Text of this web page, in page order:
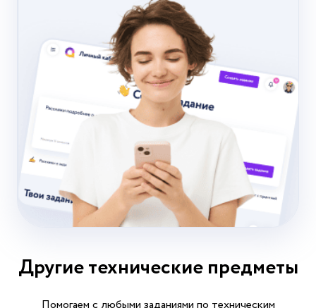
Другие технические предметы
Помогаем с любыми заданиями по техническим